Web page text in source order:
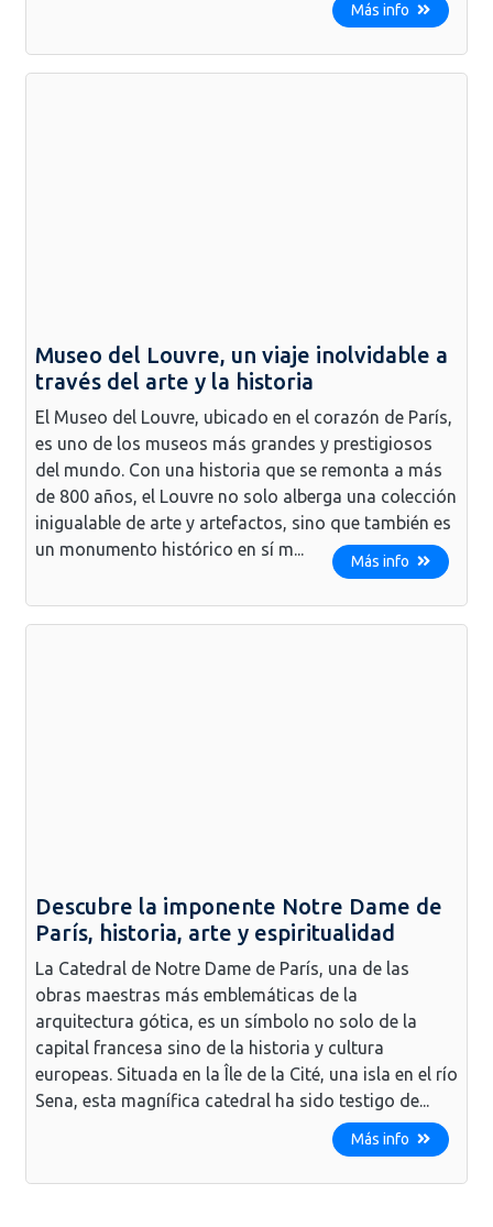
Más info
Museo del Louvre, un viaje inolvidable a
través del arte y la historia
El Museo del Louvre, ubicado en el corazón de París,
es uno de los museos más grandes y prestigiosos
del mundo. Con una historia que se remonta a más
de 800 años, el Louvre no solo alberga una colección
inigualable de arte y artefactos, sino que también es
un monumento histórico en sí m...
Más info
Descubre la imponente Notre Dame de
París, historia, arte y espiritualidad
La Catedral de Notre Dame de París, una de las
obras maestras más emblemáticas de la
arquitectura gótica, es un símbolo no solo de la
capital francesa sino de la historia y cultura
europeas. Situada en la Île de la Cité, una isla en el río
Sena, esta magnífica catedral ha sido testigo de...
Más info